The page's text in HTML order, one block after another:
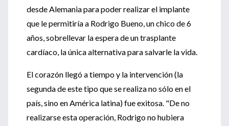
desde Alemania para poder realizar el implante
que le permitiría a Rodrigo Bueno, un chico de 6
años, sobrellevar la espera de un trasplante
cardíaco, la única alternativa para salvarle la vida.
El corazón llegó a tiempo y la intervención (la
segunda de este tipo que se realiza no sólo en el
país, sino en América latina) fue exitosa. "De no
realizarse esta operación, Rodrigo no hubiera